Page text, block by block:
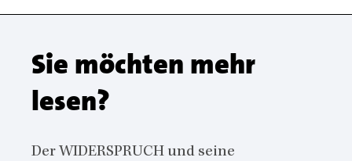
Sie möchten mehr
lesen?
Der WIDERSPRUCH und seine